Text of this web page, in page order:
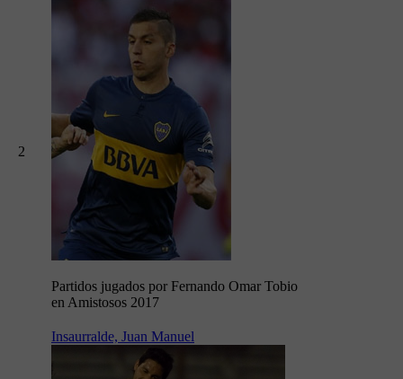
2
Partidos jugados por Fernando Omar Tobio
en Amistosos 2017
Insaurralde, Juan Manuel